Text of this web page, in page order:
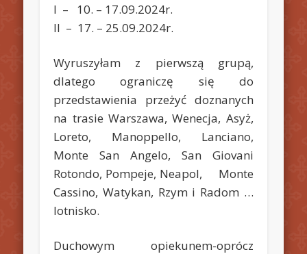
I – 10. – 17.09.2024r.
II – 17. – 25.09.2024r.
Wyruszyłam z pierwszą grupą,
dlatego ograniczę się do
przedstawienia przeżyć doznanych
na trasie Warszawa, Wenecja, Asyż,
Loreto, Manoppello, Lanciano,
Monte San Angelo, San Giovani
Rotondo, Pompeje, Neapol, Monte
Cassino, Watykan, Rzym i Radom …
lotnisko.
Duchowym opiekunem-oprócz